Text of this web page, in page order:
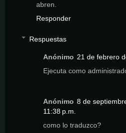
abren.
Responder
Respuestas
Anónimo 21 de febrero
Ejecuta como
Anónimo 8 de
11:38 p.m.
como lo traduzco?